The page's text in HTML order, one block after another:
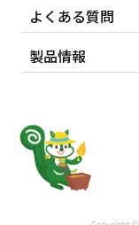
よくある質問
製品情報